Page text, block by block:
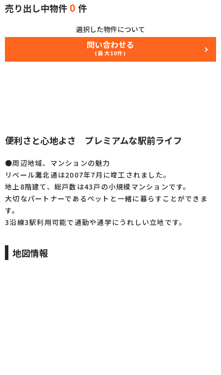
売り出し中物件 0 件
選択した物件について
問い合わせる
(最大10件)
便利さと心地よさ プレミアムな駅前ライフ
●周辺地域、マンションの魅力
リベール灘北通は2007年7月に竣工されました。
地上8階建て、総戸数は43戸の小規模マンションです。
大切なパートナーであるペットと一緒に暮らすことができま
す。
3沿線3駅利用可能で通勤や通学にうれしい立地です。
地図情報